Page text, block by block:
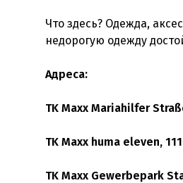
Что здесь? Одежда,
недорогую одежду
Адреса:
TK Maxx Mariahilfer
TK Maxx huma eleven,
TK Maxx Gewerbepark